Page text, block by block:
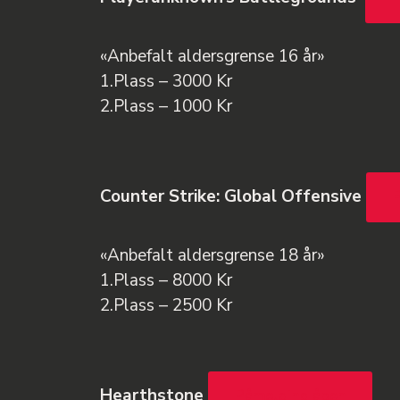
«Anbefalt aldersgrense 16 år»
1.Plass – 3000 Kr
2.Plass – 1000 Kr
Counter Strike: Global Offensive
«Anbefalt aldersgrense 18 år»
1.Plass – 8000 Kr
2.Plass – 2500 Kr